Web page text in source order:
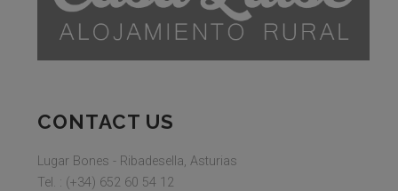
CONTACT US
Lugar Bones - Ribadesella, Asturias
Tel. : (+34) 652 60 54 12